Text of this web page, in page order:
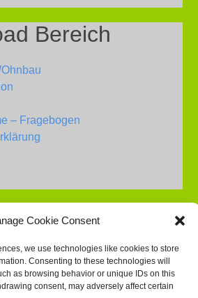
Cookie Consent
we use technologies like cookies to store
Consenting to these technologies will
as browsing behavior or unique IDs on this
consent, may adversely affect certain
Bereich
– Fragebogen